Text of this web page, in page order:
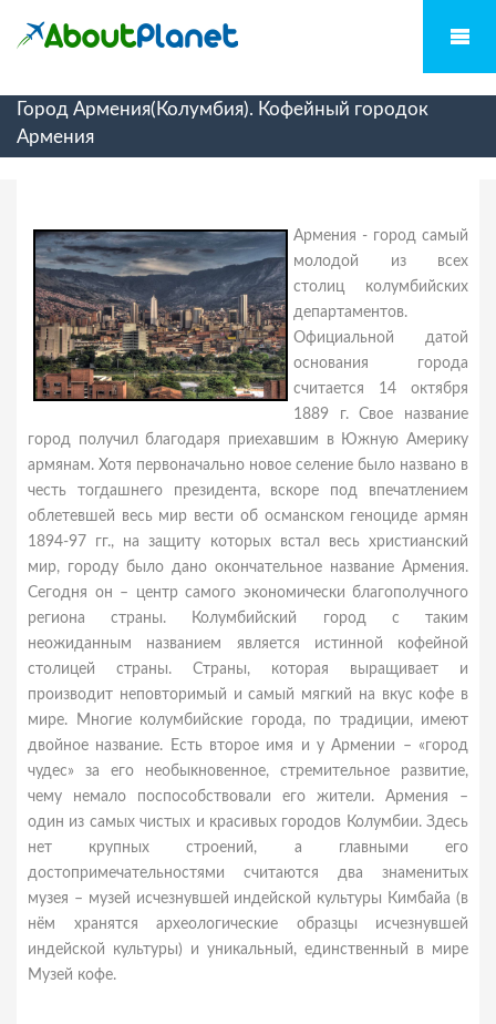
Город Армения(Колумбия). Кофейный городок
Армения
Армения - город самый
молодой из всех
столиц колумбийских
департаментов.
Официальной датой
основания города
считается 14 октября
1889 г. Свое название
город получил благодаря приехавшим в Южную Америку
армянам. Хотя первоначально новое селение было названо в
честь тогдашнего президента, вскоре под впечатлением
облетевшей весь мир вести об османском геноциде армян
1894-97 гг., на защиту которых встал весь христианский
мир, городу было дано окончательное название Армения.
Сегодня он – центр самого экономически благополучного
региона страны. Колумбийский город с таким
неожиданным названием является истинной кофейной
столицей страны. Страны, которая выращивает и
производит неповторимый и самый мягкий на вкус кофе в
мире. Многие колумбийские города, по традиции, имеют
двойное название. Есть второе имя и у Армении – «город
чудес» за его необыкновенное, стремительное развитие,
чему немало поспособствовали его жители. Армения –
один из самых чистых и красивых городов Колумбии. Здесь
нет крупных строений, а главными его
достопримечательностями считаются два знаменитых
музея – музей исчезнувшей индейской культуры Кимбайа (в
нём хранятся археологические образцы исчезнувшей
индейской культуры) и уникальный, единственный в мире
Музей кофе.